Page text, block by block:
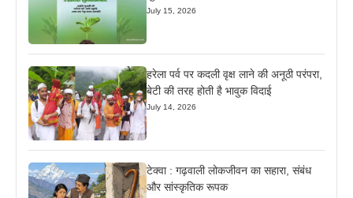
July 15, 2026
हरेला पर्व पर कदली वृक्ष लाने की अनूठी परंपरा,
बेटी की तरह होती है भावुक विदाई
July 14, 2026
टेक्वा : गढ़वाली लोकजीवन का सहारा, संबंध
और सांस्कृतिक रूपक